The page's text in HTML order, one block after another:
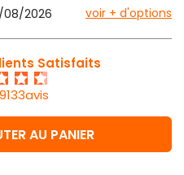
08/2026 voir + d'options
Satisfaits
AU PANIER